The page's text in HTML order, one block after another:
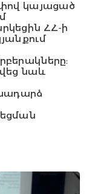
կայացած
ՀՀ-ի
նաև